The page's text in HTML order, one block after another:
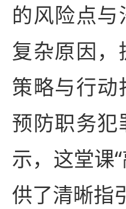
的风险点
复杂原因
策略与行
预防职务
示，这堂课
供了清晰指